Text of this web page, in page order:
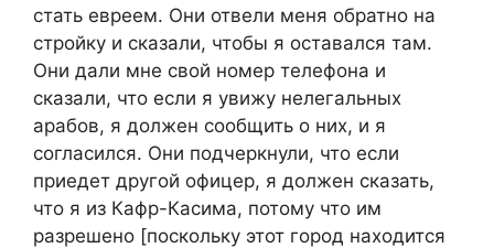
стать евреем. Они отвели меня обратно на
стройку и сказали, чтобы я оставался там.
Они дали мне свой номер телефона и
сказали, что если я увижу нелегальных
арабов, я должен сообщить о них, и я
согласился. Они подчеркнули, что если
приедет другой офицер, я должен сказать,
что я из Кафр-Касима, потому что им
разрешено [поскольку этот город находится